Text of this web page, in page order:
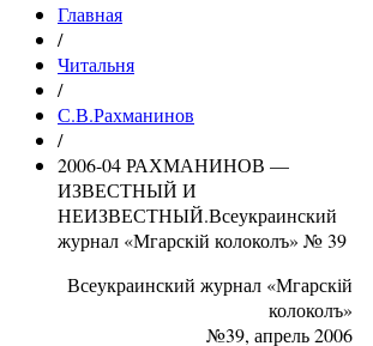
Главная
/
Читальня
/
С.В.Рахманинов
/
2006-04 РАХМАНИНОВ —
ИЗВЕСТНЫЙ И
НЕИЗВЕСТНЫЙ.Всеукраинский
журнал «Мгарскій колоколъ» № 39
Всеукраинский журнал «Мгарскій
колоколъ»
№39, апрель 2006